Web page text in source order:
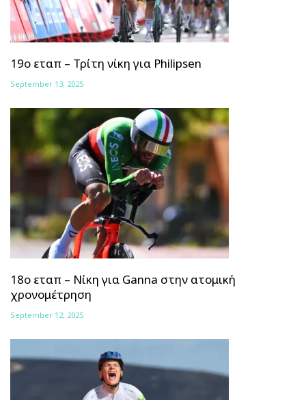
19ο εταπ – Τρίτη νίκη για Philipsen
September 13, 2025
18ο εταπ – Νίκη για Ganna στην ατομική
χρονομέτρηση
September 12, 2025